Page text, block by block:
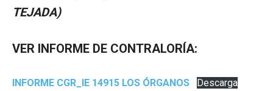
TEJADA)
VER INFORME DE CONTRALORÍA:
INFORME CGR_IE 14915 LOS ÓRGANOS Descarga